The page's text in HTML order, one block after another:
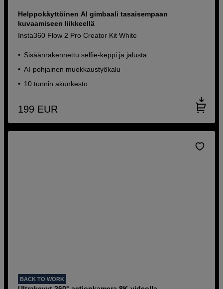
Helppokäyttöinen AI gimbaali tasaisempaan
kuvaamiseen liikkeellä
Insta360 Flow 2 Pro Creator Kit White
Sisäänrakennettu selfie-keppi ja jalusta
AI-pohjainen muokkaustyökalu
10 tunnin akunkesto
199 EUR
BACK TO WORK